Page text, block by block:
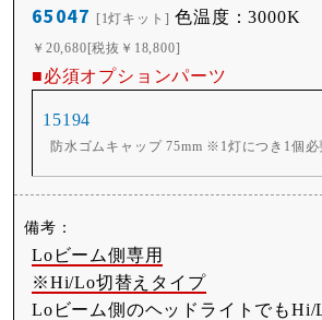
65047 [1灯キット] 色温度：3000K
￥20,680[税抜￥18,800]
■必須オプションパーツ
15194
防水ゴムキャップ 75mm ※1灯につき1個必
Loビーム側専用
※Hi/Lo切替えタイプ
Loビーム側のヘッドライトでもHi/